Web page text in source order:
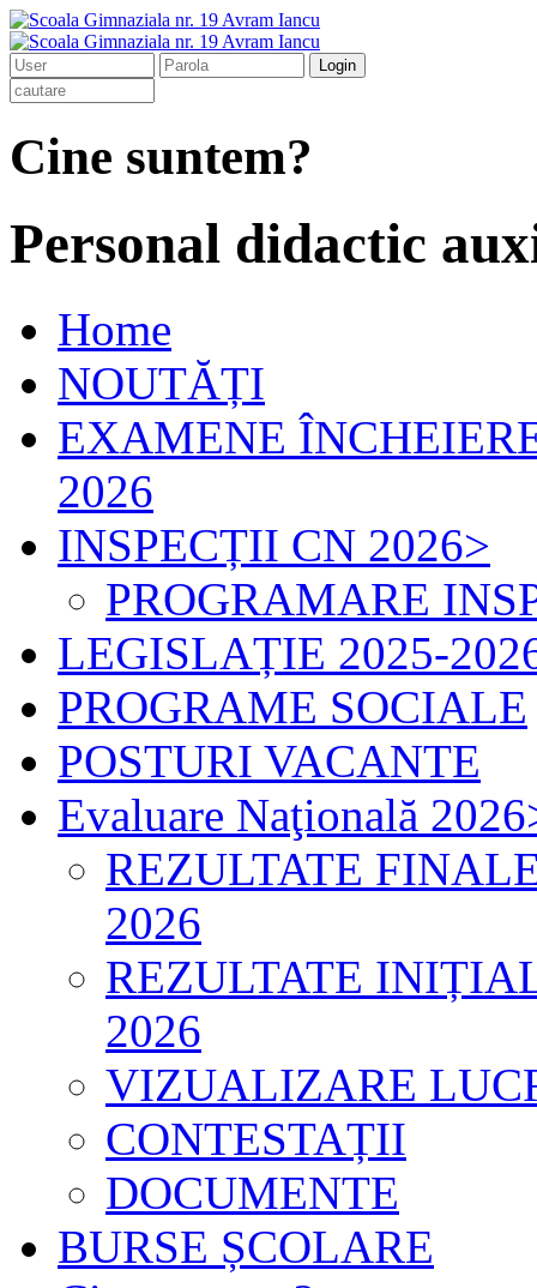
Cine suntem?
Personal didactic
Home
NOUTĂȚI
EXAMENE
2026
INSPECȚII CN 2026>
PROGRAMARE
LEGISLAȚIE 2025-
PROGRAME SOCIALE
POSTURI VACANTE
Evaluare Naţională 2026
REZULTATE
2026
REZULTATE
2026
VIZUALIZARE
CONTESTAȚII
DOCUMENTE
BURSE ȘCOLARE